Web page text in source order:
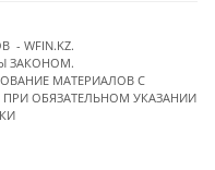
- WFIN.KZ.
ЗАКОНОМ.
МАТЕРИАЛОВ C
ОБЯЗАТЕЛЬНОМ УКАЗАНИИ